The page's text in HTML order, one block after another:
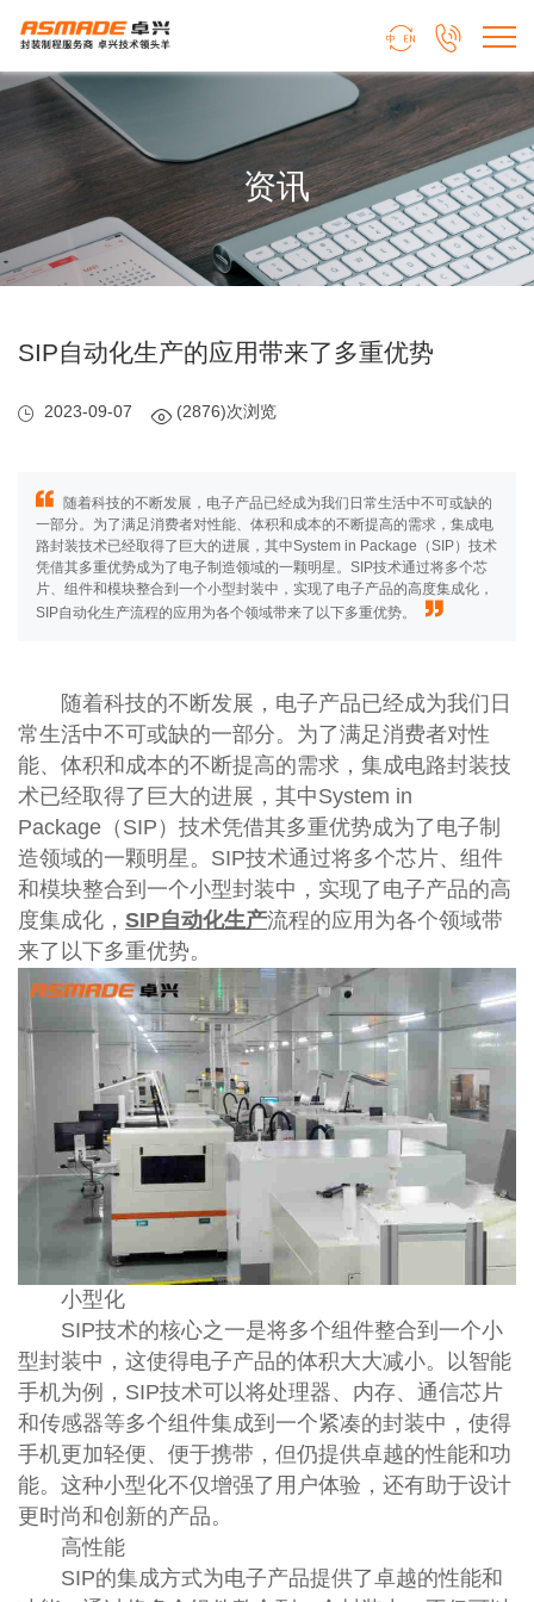


资讯
SIP自动化生产的应用带来了多重优势
2023-09-07 (2876)次浏览
随着科技的不断发展，电子产品已经成为我们日常生活中不可或缺的
一部分。为了满足消费者对性能、体积和成本的不断提高的需求，集成电
路封装技术已经取得了巨大的进展，其中System in Package（SIP）技术
凭借其多重优势成为了电子制造领域的一颗明星。SIP技术通过将多个芯
片、组件和模块整合到一个小型封装中，实现了电子产品的高度集成化，
SIP自动化生产流程的应用为各个领域带来了以下多重优势。
随着科技的不断发展，电子产品已经成为我们日
常生活中不可或缺的一部分。为了满足消费者对性
能、体积和成本的不断提高的需求，集成电路封装技
术已经取得了巨大的进展，其中System in
Package（SIP）技术凭借其多重优势成为了电子制
造领域的一颗明星。SIP技术通过将多个芯片、组件
和模块整合到一个小型封装中，实现了电子产品的高
度集成化， SIP自动化生产流程的应用为各个领域带
来了以下多重优势。
小型化
SIP技术的核心之一是将多个组件整合到一个小
型封装中，这使得电子产品的体积大大减小。以智能
手机为例，SIP技术可以将处理器、内存、通信芯片
和传感器等多个组件集成到一个紧凑的封装中，使得
手机更加轻便、便于携带，但仍提供卓越的性能和功
能。这种小型化不仅增强了用户体验，还有助于设计
更时尚和创新的产品。
高性能
SIP的集成方式为电子产品提供了卓越的性能和